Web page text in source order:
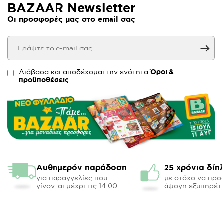
BAZAAR Newsletter
Οι προσφορές μας στο email σας
Διάβασα και αποδέχομαι την ενότηταΌροι &
προϋποθέσεις
Αυθημερόν παράδοση
για παραγγελίες που
γίνονται μέχρι τις 14:00
25 χρόνια
με στόχο να
άψογη